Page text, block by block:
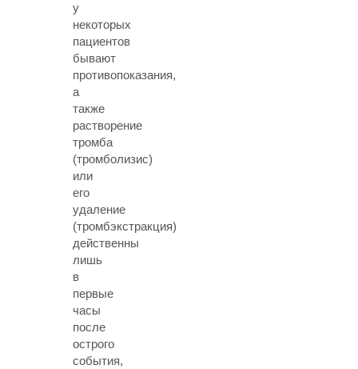
у
некоторых
пациентов
бывают
противопоказания,
а
также
растворение
тромба
(тромболизис)
или
его
удаление
(тромбэкстракция)
действенны
лишь
в
первые
часы
после
острого
события,